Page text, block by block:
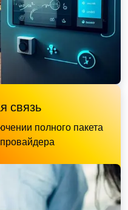
связь
полного пакета